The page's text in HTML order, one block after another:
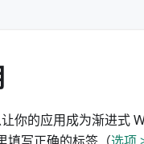
你的应用成为渐进式